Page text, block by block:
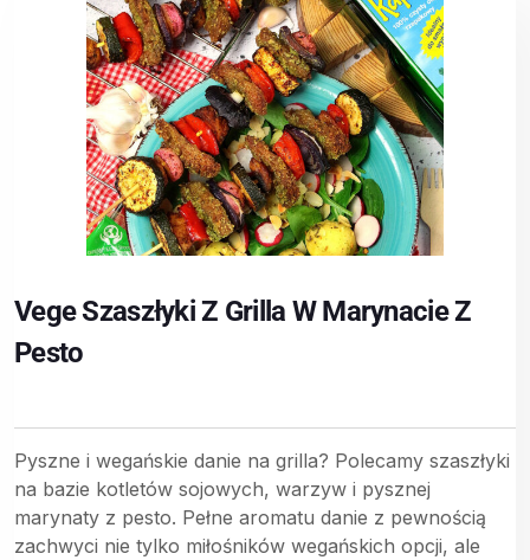
Vege Szaszłyki Z Grilla W Marynacie Z
Pesto
Pyszne i wegańskie danie na grilla? Polecamy szaszłyki
na bazie kotletów sojowych, warzyw i pysznej
marynaty z pesto. Pełne aromatu danie z pewnością
zachwyci nie tylko miłośników wegańskich opcji, ale